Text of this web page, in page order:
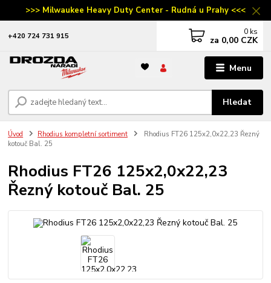
>>> Milwaukee Heavy Duty Center - Rudná u Prahy <<<
Menu
Hledat
‭+420 724 731 915 0 ks
za 0,00 CZK
Úvod Rhodius kompletní sortiment
Rhodius FT26 125x2,0x22,23 Řezný
kotouč Bal. 25
Rhodius FT26 125x2,0x22,23
Řezný kotouč Bal. 25